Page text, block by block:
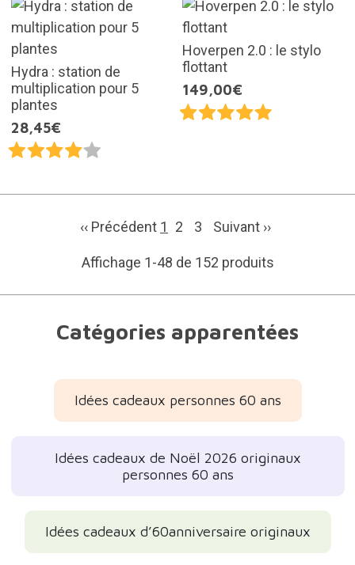
Hydra : station de
multiplication pour 5
plantes
28,45€
Hoverpen 2.0 : le stylo
flottant
149,00€
‹‹ Précédent 1 2 3 Suivant ››
Affichage 1-48 de 152 produits
Catégories apparentées
Idées cadeaux personnes 60 ans
Idées cadeaux de Noël 2026 originaux
personnes 60 ans
Idées cadeaux d’60anniversaire originaux